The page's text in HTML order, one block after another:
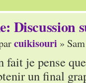
Discussion
cuikisouri »
fait je pense
un final